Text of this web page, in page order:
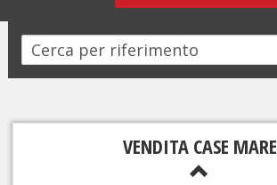
VENDITA CASE MARE